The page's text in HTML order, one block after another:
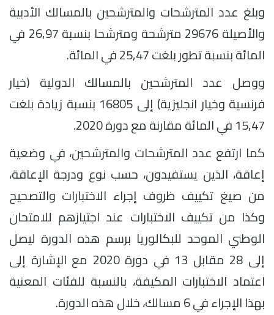
وبلغ عدد المترشحات والمترشحين بالمسالك الأدبية
والأصيلة 29676 مترشحة ومترشحا بنسبة 26,97 في
المائة بنسبة تطور بلغت 25,47 في المائة.
ووصل عدد المترشحين بالمسالك الدولية (خيار
فرنسية وخيار انجليزية) إلى 16805 بنسبة زيادة بلغت
15,47 في المائة مقارنة مع دورة 2020.
كما ارتفع عدد المترشحات والمترشحين، في وضعية
إعاقة، الذين يستفيدون، حسب نوع ودرجة الإعاقة،
من صيغ تكييف ظروف إجراء الاختبارات والتصحيح
وكذا من تكييف الاختبارات عند اجتيازهم للامتحان
الوطني الموحد للبكالوريا برسم هذه الدورة ليصل
إلى 28 مقابل 13 في دورة 2020 مع الإشارة إلى
اعتماد الاختبارات المكيفة، بالنسبة للفئات المعنية
بهذا الإجراء في 6 مسالك، خلال هذه الدورة.